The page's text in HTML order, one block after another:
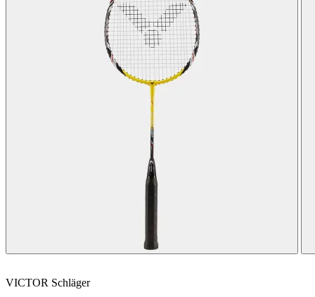
VICTOR Schläger